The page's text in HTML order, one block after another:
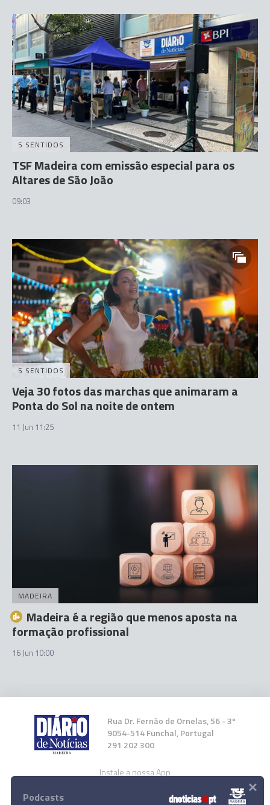
5 SENTIDOS
TSF Madeira com emissão especial para os
Altares de São João
09:03
5 SENTIDOS
Veja 30 fotos das marchas que animaram a
Ponta do Sol na noite de ontem
11 Jun 11:25
MADEIRA
Madeira é a região que menos aposta na
formação profissional
16 Jun 10:00
Rua Dr. Fernão de Ornelas, 56 - 3º
9054-514 Funchal, Portugal
291 202 300
Instale a nossa App
Podcasts ×